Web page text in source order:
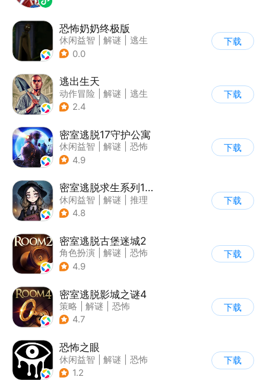
恐怖奶奶终极版
休闲益智 解谜
逃生
| 恐怖奶奶
0.0
下载
逃出生天
动作冒险 解谜
逃生
| 剧情
2.4
下载
密室逃脱17守护公寓
休闲益智 解谜
恐怖
| 密室逃脱
4.9
下载
密室逃脱求生系列1极地冒险
休闲益智 解谜
推理
| 密室逃脱
4.8
下载
密室逃脱古堡迷城2
角色扮演 解谜
恐怖
| 密室逃脱
4.9
下载
密室逃脱影城之谜4
策略 解谜
恐怖
| 密室逃脱
4.7
下载
恐怖之眼
休闲益智 解谜
恐怖
| 单机
1.2
下载